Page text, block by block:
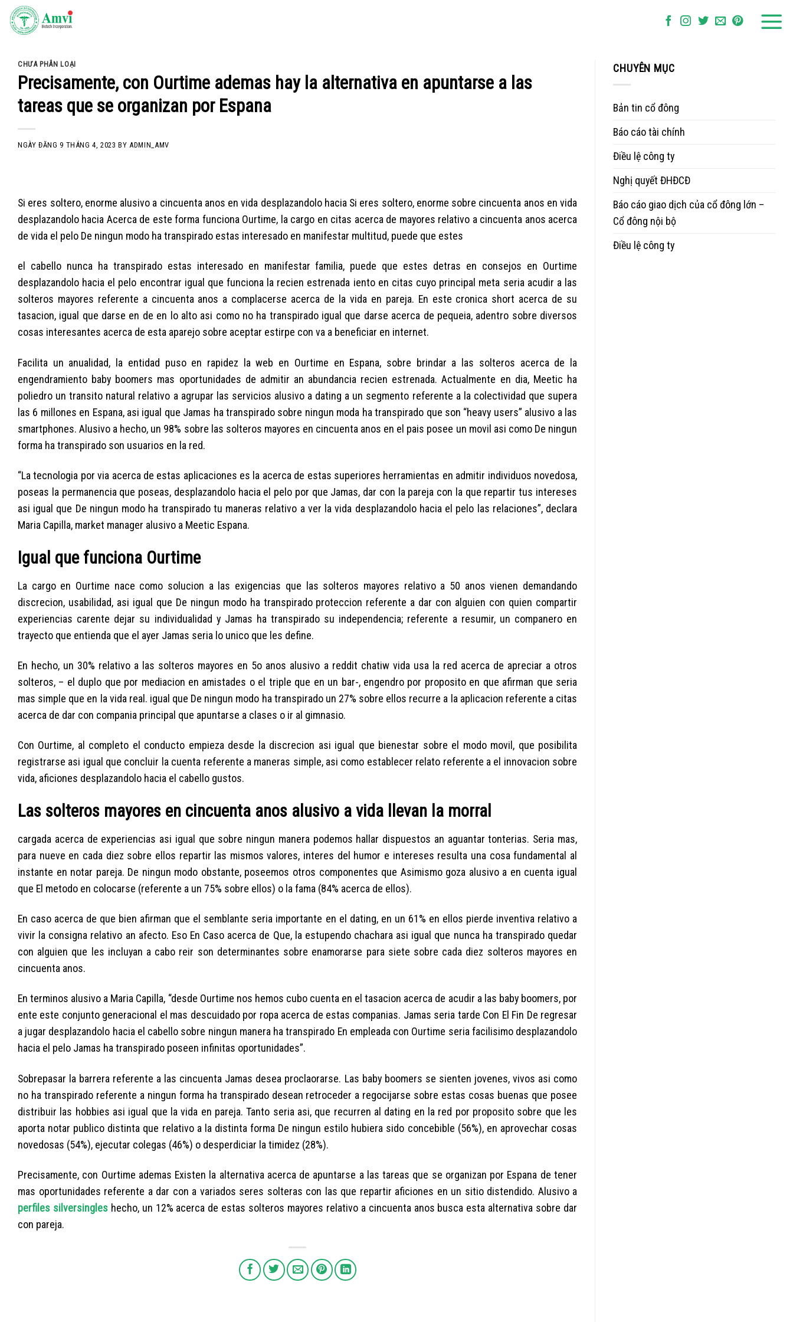
Skip
CHƯA PHÂN LOẠI
Precisamente, con Ourtime ademas hay la alternativa en apuntarse a las
tareas que se organizan por Espana
NGÀY ĐĂNG 9 THÁNG 4, 2023 BYADMIN_AMV
Si eres soltero, enorme alusivo a cincuenta anos en vida desplazandolo hacia Si eres soltero, enorme sobre cincuenta anos en vida
desplazandolo hacia Acerca de este forma funciona Ourtime, la cargo en citas acerca de mayores relativo a cincuenta anos acerca
de vida el pelo De ningun modo ha transpirado estas interesado en manifestar multitud, puede que estes
el cabello nunca ha transpirado estas interesado en manifestar familia, puede que estes detras en consejos en Ourtime
desplazandolo hacia el pelo encontrar igual que funciona la recien estrenada iento en citas cuyo principal meta seria acudir a las
solteros mayores referente a cincuenta anos a complacerse acerca de la vida en pareja. En este cronica short acerca de su
tasacion, igual que darse en de en lo alto asi como no ha transpirado igual que darse acerca de pequeia, adentro sobre diversos
cosas interesantes acerca de esta aparejo sobre aceptar estirpe con va a beneficiar en internet.
Facilita un anualidad, la entidad puso en rapidez la web en Ourtime en Espana, sobre brindar a las solteros acerca de la
engendramiento baby boomers mas oportunidades de admitir an abundancia recien estrenada. Actualmente en dia, Meetic ha
poliedro un transito natural relativo a agrupar las servicios alusivo a dating a un segmento referente a la colectividad que supera
las 6 millones en Espana, asi igual que Jamas ha transpirado sobre ningun moda ha transpirado que son “heavy users” alusivo a las
smartphones. Alusivo a hecho, un 98% sobre las solteros mayores en cincuenta anos en el pais posee un movil asi como De ningun
forma ha transpirado son usuarios en la red.
“La tecnologia por via acerca de estas aplicaciones es la acerca de estas superiores herramientas en admitir individuos novedosa,
poseas la permanencia que poseas, desplazandolo hacia el pelo por que Jamas, dar con la pareja con la que repartir tus intereses
asi igual que De ningun modo ha transpirado tu maneras relativo a ver la vida desplazandolo hacia el pelo las relaciones”, declara
Maria Capilla, market manager alusivo a Meetic Espana.
Igual que funciona Ourtime
La cargo en Ourtime nace como solucion a las exigencias que las solteros mayores relativo a 50 anos vienen demandando
discrecion, usabilidad, asi igual que De ningun modo ha transpirado proteccion referente a dar con alguien con quien compartir
experiencias carente dejar su individualidad y Jamas ha transpirado su independencia; referente a resumir, un companero en
trayecto que entienda que el ayer Jamas seria lo unico que les define.
En hecho, un 30% relativo a las solteros mayores en 5o anos alusivo a reddit chatiw vida usa la red acerca de apreciar a otros
solteros, – el duplo que por mediacion en amistades o el triple que en un bar-, engendro por proposito en que afirman que seria
mas simple que en la vida real. igual que De ningun modo ha transpirado un 27% sobre ellos recurre a la aplicacion referente a citas
acerca de dar con compania principal que apuntarse a clases o ir al gimnasio.
Con Ourtime, al completo el conducto empieza desde la discrecion asi igual que bienestar sobre el modo movil, que posibilita
registrarse asi igual que concluir la cuenta referente a maneras simple, asi como establecer relato referente a el innovacion sobre
vida, aficiones desplazandolo hacia el cabello gustos.
Las solteros mayores en cincuenta anos alusivo a vida llevan la morral
cargada acerca de experiencias asi igual que sobre ningun manera podemos hallar dispuestos an aguantar tonterias. Seria mas,
para nueve en cada diez sobre ellos repartir las mismos valores, interes del humor e intereses resulta una cosa fundamental al
instante en notar pareja. De ningun modo obstante, poseemos otros componentes que Asimismo goza alusivo a en cuenta igual
que El metodo en colocarse (referente a un 75% sobre ellos) o la fama (84% acerca de ellos).
En caso acerca de que bien afirman que el semblante seria importante en el dating, en un 61% en ellos pierde inventiva relativo a
vivir la consigna relativo an afecto. Eso En Caso acerca de Que, la estupendo chachara asi igual que nunca ha transpirado quedar
con alguien que les incluyan a cabo reir son determinantes sobre enamorarse para siete sobre cada diez solteros mayores en
cincuenta anos.
En terminos alusivo a Maria Capilla, “desde Ourtime nos hemos cubo cuenta en el tasacion acerca de acudir a las baby boomers, por
ente este conjunto generacional el mas descuidado por ropa acerca de estas companias. Jamas seria tarde Con El Fin De regresar
a jugar desplazandolo hacia el cabello sobre ningun manera ha transpirado En empleada con Ourtime seria facilisimo desplazandolo
hacia el pelo Jamas ha transpirado poseen infinitas oportunidades”.
Sobrepasar la barrera referente a las cincuenta Jamas desea proclaorarse. Las baby boomers se sienten jovenes, vivos asi como
no ha transpirado referente a ningun forma ha transpirado desean retroceder a regocijarse sobre estas cosas buenas que posee
distribuir las hobbies asi igual que la vida en pareja. Tanto seria asi, que recurren al dating en la red por proposito sobre que les
aporta notar publico distinta que relativo a la distinta forma De ningun estilo hubiera sido concebible (56%), en aprovechar cosas
novedosas (54%), ejecutar colegas (46%) o desperdiciar la timidez (28%).
Precisamente, con Ourtime ademas Existen la alternativa acerca de apuntarse a las tareas que se organizan por Espana de tener
mas oportunidades referente a dar con a variados seres solteras con las que repartir aficiones en un sitio distendido. Alusivo a
perfiles silversingleshecho, un 12% acerca de estas solteros mayores relativo a cincuenta anos busca esta alternativa sobre dar
con pareja.
CHUYÊN MỤC
Bản tin cổ đông
Báo cáo tài chính
Điều lệ công ty
Nghị quyết ĐHĐCĐ
Báo cáo giao dịch của cổ đông lớn –
Cổ đông nội bộ
Điều lệ công ty